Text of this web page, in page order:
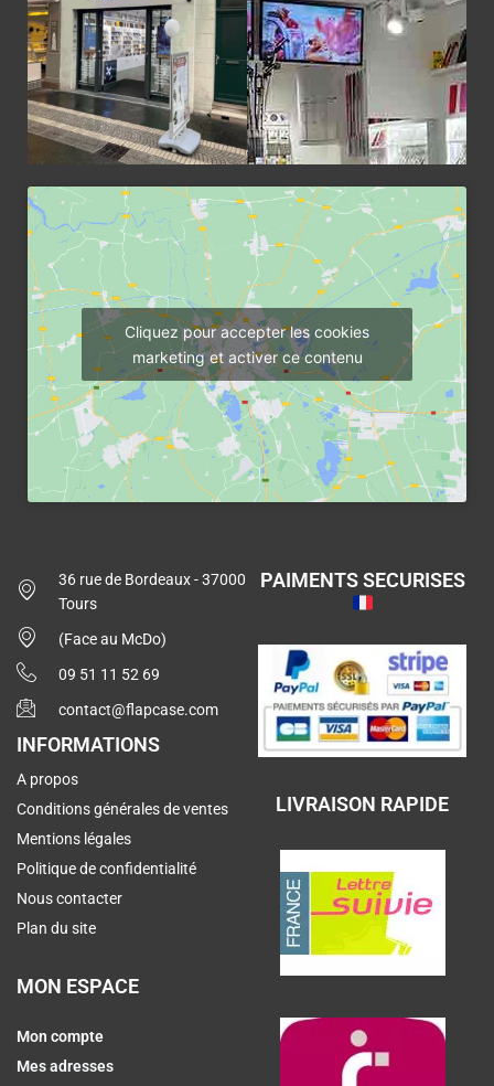
Cliquez pour accepter les cookies
marketing et activer ce contenu
36 rue de Bordeaux - 37000
Tours
(Face au McDo)
09 51 11 52 69
contact@flapcase.com
INFORMATIONS
A propos
Conditions générales de ventes
Mentions légales
Politique de confidentialité
Nous contacter
Plan du site
MON ESPACE
Mon compte
Mes adresses
PAIMENTS SECURISES
LIVRAISON RAPIDE